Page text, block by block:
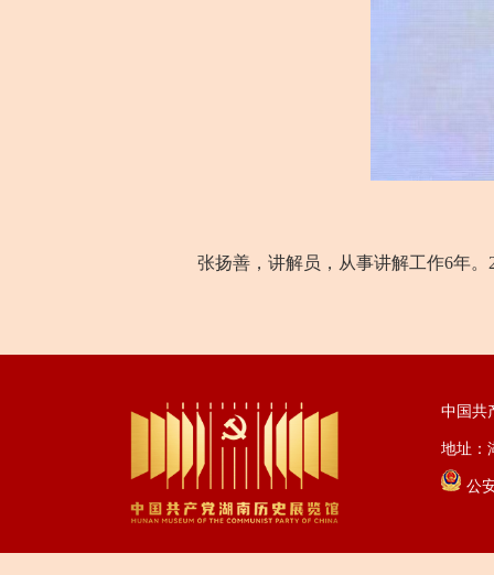
张扬善，讲解员，从事讲解工作6年。
中国共
地址：
公